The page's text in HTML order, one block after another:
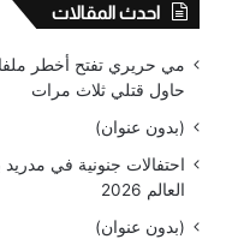
احدث المقالات
مي حريري تفتح أخطر
حاول قتلي ثلاث مرات
(بدون عنوان)
احتفالات جنونية في مدريد
العالم 2026
(بدون عنوان)